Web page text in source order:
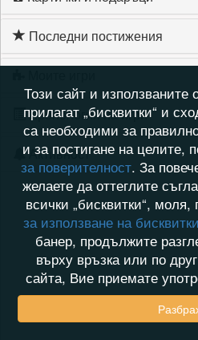
Последни постижения
Хронология на игри
Активност
Този сайт и използваните
прилагат „бисквитки“ и
са необходими за
и за постигане на целите,
за поверителност. За
желаете да оттеглите
всички „бисквитки“, моля,
за използване на бисквитки
банер, продължите
върху връзка или по
сайта, Вие приемате